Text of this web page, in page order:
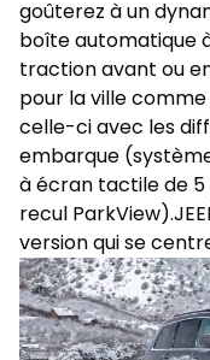
goûterez à un
boîte automatique
traction avant ou
pour la ville
celle-ci avec les
embarque
à écran tactile de
recul
version qui se